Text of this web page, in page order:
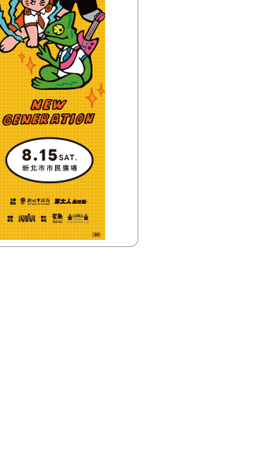
安東台灣